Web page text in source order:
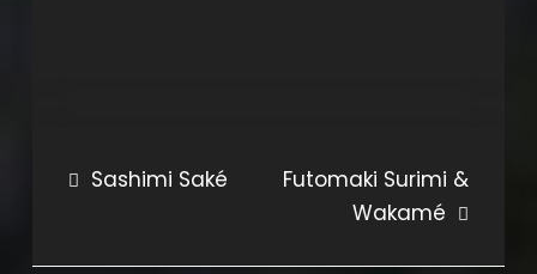
Bericht
Sashimi Saké
Futomaki Surimi &
Wakamé